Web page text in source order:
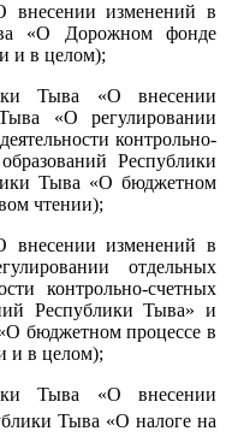
внесении изменений в
«О Дорожном фонде
и в целом);
Тыва «О внесении
«О регулировании
контрольно-
Республики
Тыва «О бюджетном
чтении);
внесении изменений в
отдельных
контрольно-счетных
Республики Тыва» и
бюджетном процессе в
и в целом);
Тыва «О внесении
Тыва «О налоге на